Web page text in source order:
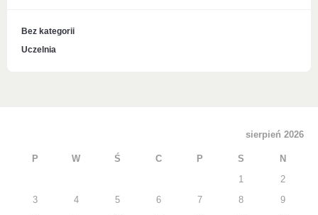
Bez kategorii
Uczelnia
sierpień 2026
P W Ś C P S N
1 2
3 4 5 6 7 8 9